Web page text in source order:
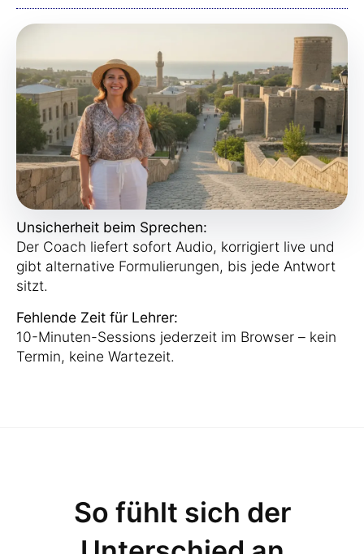
Unsicherheit beim Sprechen:
Der Coach liefert sofort Audio, korrigiert live und
gibt alternative Formulierungen, bis jede Antwort
sitzt.
Fehlende Zeit für Lehrer:
10-Minuten-Sessions jederzeit im Browser – kein
Termin, keine Wartezeit.
So fühlt sich der